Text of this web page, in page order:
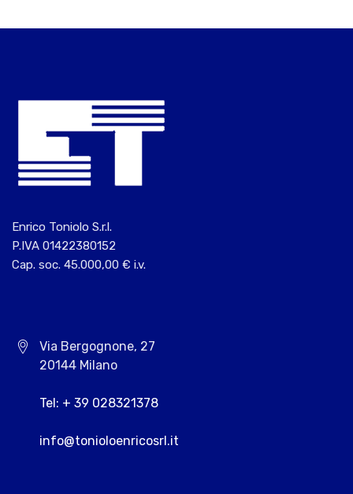
Enrico Toniolo S.r.l.
P.IVA 01422380152
Cap. soc. 45.000,00 € i.v.
Via Bergognone, 27
20144 Milano
Tel: + 39 028321378
info@tonioloenricosrl.it